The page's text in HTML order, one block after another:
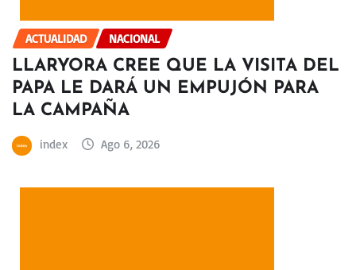
ACTUALIDAD NACIONAL
LLARYORA CREE QUE LA VISITA DEL
PAPA LE DARÁ UN EMPUJÓN PARA
LA CAMPAÑA
index Ago 6, 2026